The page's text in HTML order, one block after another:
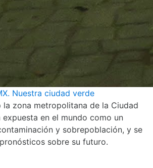
Nuestra ciudad verde
la zona metropolitana de la Ciudad
en el mundo como un
y sobrepoblación, y se
sobre su futuro.